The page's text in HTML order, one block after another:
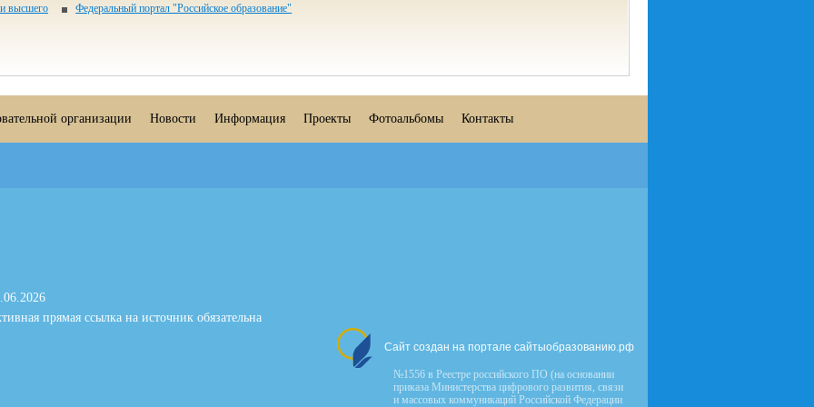
высшего
Федеральный портал "Российское образование"
организации Новости Информация Проекты Фотоальбомы Контакты
прямая ссылка на источник обязательна
Сайт создан на портале сайтыобразованию.рф
№1556 в Реестре российского ПО (на основании
приказа Министерства цифрового развития, связи
и массовых коммуникаций Российской Федерации